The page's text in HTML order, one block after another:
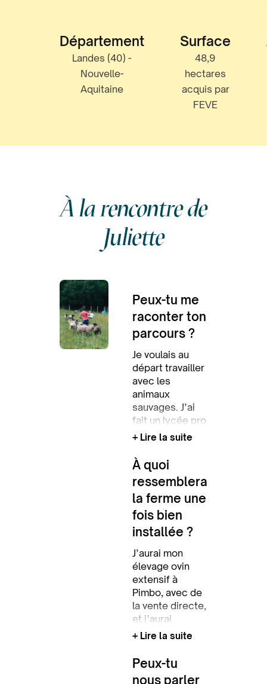
Département
Landes (40) -
Nouvelle-
Aquitaine
Surface
48,9
hectares
acquis par
FEVE
À la rencontre de
Juliette
Peux-tu me
raconter ton
parcours ?
Je voulais au
départ travailler
avec les
animaux
sauvages. J’ai
fait un lycée pro
TCVA
Conseil‑Vente
en animalerie),
puis un BTS
Productions
animales par
apprentissage
en élevage ovin :
c’est là que j’ai
tout appris.
J’avais déjà de
bonnes bases,
j’ai grandi chez
mes parents
éleveurs de
extensif.
Ensuite, j’ai
+ Lire la suite
À quoi
ressemblera
la ferme une
fois bien
installée ? ‍
J’aurai mon
élevage ovin
extensif à
Pimbo, avec de
la vente directe,
et j’aurai
développé mon
Je prévois d’y
mettre une
+ Lire la suite
Peux-tu
nous parler